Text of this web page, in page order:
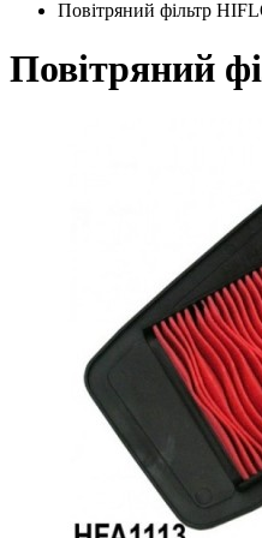
Повітряний фільтр
Повітряний